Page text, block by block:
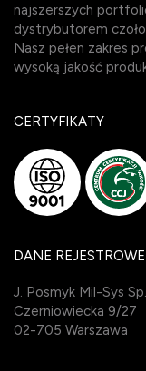
najszerszych
dystrybutorem
Nasz pełen zakres
wysoką jakość
CERTYFIKATY
DANE REJESTROWE
J. Posmyk Mil-Sys
Czerniowiecka 9/27
02-705 Warszawa